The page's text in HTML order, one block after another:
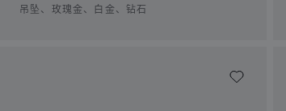
吊坠、玫瑰金、白金、钻石